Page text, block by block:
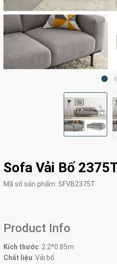
Sofa Vải Bố
Mã số sản phẩm: SFVB2375T
Product Info
Kích thước: 2.2*0.85m
Chất liệu: Vải bố.